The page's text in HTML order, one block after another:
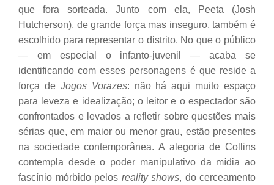
que fora sorteada. Junto com ela, Peeta (Josh
Hutcherson), de grande força mas inseguro, também é
escolhido para representar o distrito. No que o público
— em especial o infanto-juvenil — acaba se
identificando com esses personagens é que reside a
força de Jogos Vorazes: não há aqui muito espaço
para leveza e idealização; o leitor e o espectador são
confrontados e levados a refletir sobre questões mais
sérias que, em maior ou menor grau, estão presentes
na sociedade contemporânea. A alegoria de Collins
contempla desde o poder manipulativo da mídia ao
fascínio mórbido pelos reality shows, do cerceamento